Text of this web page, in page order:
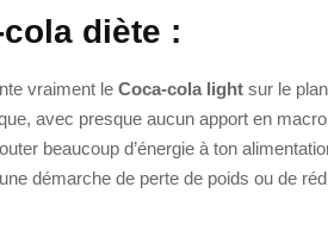
diète :
vraiment le Coca-cola light sur le
avec presque aucun apport en
beaucoup d’énergie à ton
démarche de perte de poids ou de